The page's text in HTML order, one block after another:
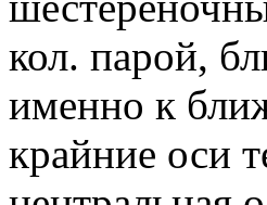
кол. парой,
именно к
крайние оси